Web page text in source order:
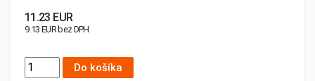
11.23 EUR
9.13 EUR bez DPH
Do košíka